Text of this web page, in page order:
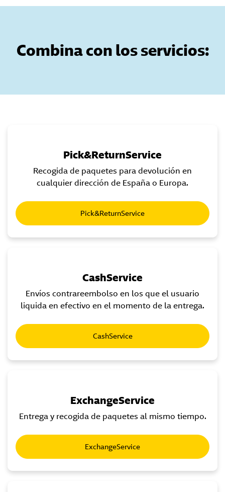
Combina con los servicios:
Pick&ReturnService
Recogida de paquetes para devolución en
cualquier dirección de España o Europa.
Pick&ReturnService
CashService
Envíos contrareembolso en los que el usuario
liquida en efectivo en el momento de la entrega.
CashService
ExchangeService
Entrega y recogida de paquetes al mismo tiempo.
ExchangeService